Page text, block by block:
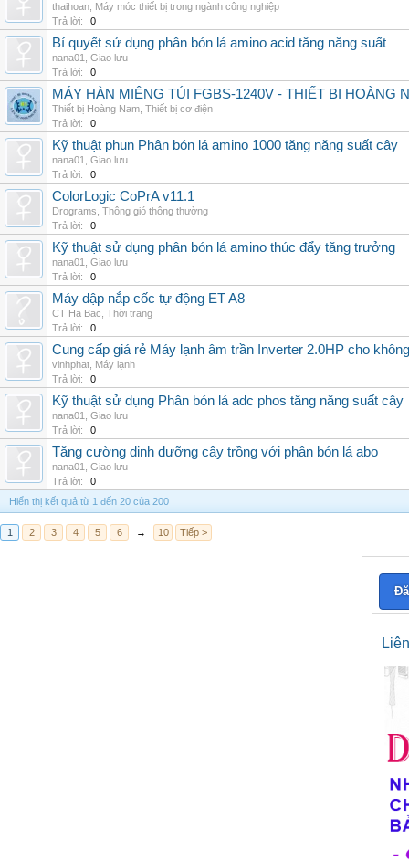
thaihoan Máy móc thiết bị trong ngành công nghiệp
Trả lời:
0
Bí quyết sử dụng phân bón lá amino acid tăng năng suất
nana01
Giao lưu
Trả lời:
0
MÁY HÀN MIỆNG TÚI FGBS-1240V - THIẾT BỊ HOÀNG
Thiết bị Hoàng Nam Thiết bị cơ điện
Trả lời:
0
Kỹ thuật phun Phân bón lá amino 1000 tăng năng suất cây
nana01
Giao lưu
Trả lời:
0
ColorLogic CoPrA v11.1
Drograms Thông gió thông thường
Trả lời:
0
Kỹ thuật sử dụng phân bón lá amino thúc đẩy tăng trưởng
nana01
Giao lưu
Trả lời:
0
Máy dập nắp cốc tự động ET A8
CT Ha Bac Thời trang
Trả lời:
0
Cung cấp giá rẻ Máy lạnh âm trần Inverter 2.0HP cho
vinhphat Máy lạnh
Trả lời:
0
Kỹ thuật sử dụng Phân bón lá adc phos tăng năng suất cây
nana01
Giao lưu
Trả lời:
0
Tăng cường dinh dưỡng cây trồng với phân bón lá abo
nana01
Giao lưu
Trả lời:
0
Hiển thị kết quả từ 1 đến 20 của 200
1 2 3 4 5 6 → 10 Tiếp >